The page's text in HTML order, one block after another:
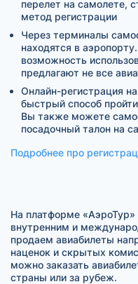
перелет на самолете,
метод регистрации
Через терминалы
находятся в
возможность
предлагают не все
Онлайн-регистрация
быстрый способ
Вы также можете
посадочный талон на
Подробнее про
На платформе
внутренним и
продаем авиабилеты
наценок и скрытых
можно заказать
страны или за рубеж.